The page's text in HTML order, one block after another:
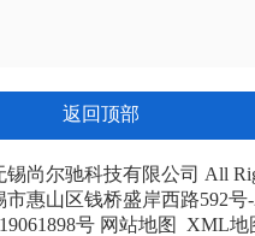
返回顶部
锡尚尔驰科技有限公司 All
惠山区钱桥盛岸西路592号-
号 网站地图 XML地